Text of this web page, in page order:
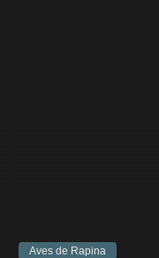
Aves de Rapina